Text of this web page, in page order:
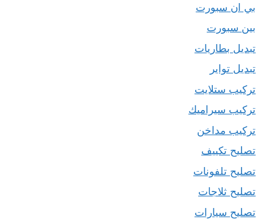
بي ان سبورت
بين سبورت
تبديل بطاريات
تبديل تواير
تركيب ستلايت
تركيب سيراميك
تركيب مداخن
تصليح تكييف
تصليح تلفونات
تصليح ثلاجات
تصليح سيارات